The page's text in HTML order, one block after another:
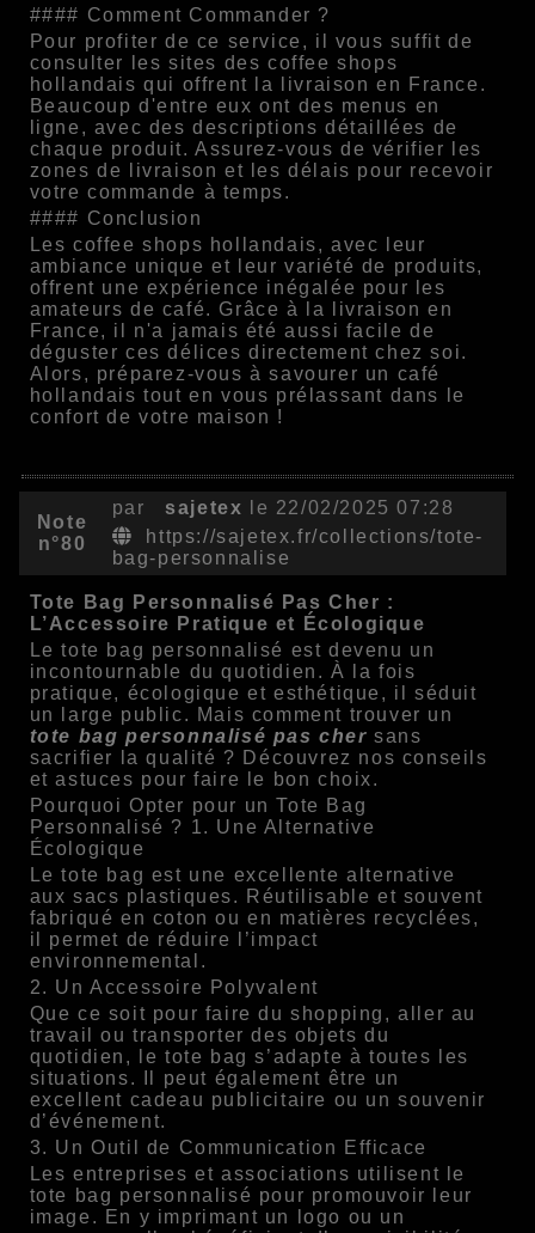
#### Comment Commander ?
Pour profiter de ce service, il vous suffit de
consulter les sites des coffee shops
hollandais qui offrent la livraison en France.
Beaucoup d'entre eux ont des menus en
ligne, avec des descriptions détaillées de
chaque produit. Assurez-vous de vérifier les
zones de livraison et les délais pour recevoir
votre commande à temps.
#### Conclusion
Les coffee shops hollandais, avec leur
ambiance unique et leur variété de produits,
offrent une expérience inégalée pour les
amateurs de café. Grâce à la livraison en
France, il n'a jamais été aussi facile de
déguster ces délices directement chez soi.
Alors, préparez-vous à savourer un café
hollandais tout en vous prélassant dans le
confort de votre maison !
Note
n°80
par sajetex
le 22/02/2025 07:28
https://sajetex.fr/collections/tote-
bag-personnalise
Tote Bag Personnalisé Pas Cher :
L’Accessoire Pratique et Écologique
Le tote bag personnalisé est devenu un
incontournable du quotidien. À la fois
pratique, écologique et esthétique, il séduit
un large public. Mais comment trouver un
tote bag personnalisé pas cher sans
sacrifier la qualité ? Découvrez nos conseils
et astuces pour faire le bon choix.
Pourquoi Opter pour un Tote Bag
Personnalisé ? 1. Une Alternative
Écologique
Le tote bag est une excellente alternative
aux sacs plastiques. Réutilisable et souvent
fabriqué en coton ou en matières recyclées,
il permet de réduire l’impact
environnemental.
2. Un Accessoire Polyvalent
Que ce soit pour faire du shopping, aller au
travail ou transporter des objets du
quotidien, le tote bag s’adapte à toutes les
situations. Il peut également être un
excellent cadeau publicitaire ou un souvenir
d’événement.
3. Un Outil de Communication Efficace
Les entreprises et associations utilisent le
tote bag personnalisé pour promouvoir leur
image. En y imprimant un logo ou un